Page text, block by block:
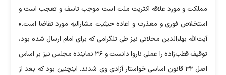
مملکت و مورد علاقه اکثریت ملت است موجب تاسف و تعجب است و
استخلاص فوری و معذرت و اعاده حیثیت مشارالیه مورد تقاضا است.»
آیت‌الله بهاءالدین محلاتی نیز طی تلگرامی که برای امام ارسال شده بود،
توقیف قطب‌زاده را عملی ناروا دانست و ۳۶ نماینده مجلس نیز بر اساس
اصل ۳۲ قانون اساسی خواستار آزادی وی شدند. اینچنین بود که بعد از